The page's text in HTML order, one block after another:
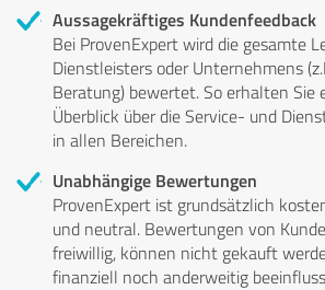
Aussagekräftiges Kundenfeedback
Bei ProvenExpert wird die gesamte
Dienstleisters oder Unternehmens
Beratung) bewertet. So erhalten Sie
Überblick über die Service- und
in allen Bereichen.
Unabhängige Bewertungen
ProvenExpert ist grundsätzlich
und neutral. Bewertungen von
freiwillig, können nicht gekauft
finanziell noch anderweitig